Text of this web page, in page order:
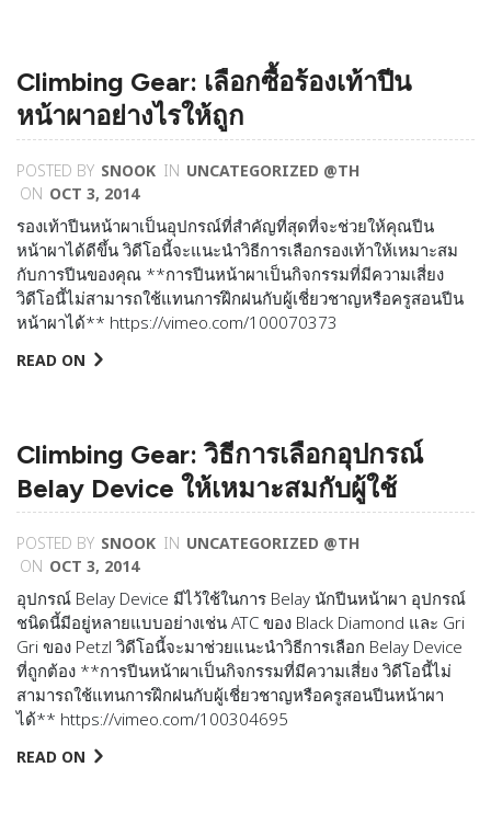
Climbing Gear: เลือกซื้อร้องเท้าปีน
หน้าผาอย่างไรให้ถูก
POSTED BY SNOOK IN UNCATEGORIZED @TH
ON OCT 3, 2014
รองเท้าปีนหน้าผาเป็นอุปกรณ์ที่สำคัญที่สุดที่จะช่วยให้คุณปีน
หน้าผาได้ดีขึ้น วิดีโอนี้จะแนะนำวิธีการเลือกรองเท้าให้เหมาะสม
กับการปีนของคุณ **การปีนหน้าผาเป็นกิจกรรมที่มีความเสี่ยง
วิดีโอนี้ไม่สามารถใช้แทนการฝึกฝนกับผู้เช­ี่ยวชาญหรือครูสอนปีน
หน้าผาได้** https://vimeo.com/100070373
READ ON
Climbing Gear: วิธีการเลือกอุปกรณ์
Belay Device ให้เหมาะสมกับผู้ใช้
POSTED BY SNOOK IN UNCATEGORIZED @TH
ON OCT 3, 2014
อุปกรณ์ Belay Device มีไว้ใช้ในการ Belay นักปีนหน้าผา อุปกรณ์
ชนิดนี้มีอยู่หลายแบบอย่างเช่น ATC ของ Black Diamond และ Gri
Gri ของ Petzl วิดีโอนี้จะมาช่วยแนะนำวิธีการเลือก Belay Device
ที่ถูกต้อง **การปีนหน้าผาเป็นกิจกรรมที่มีความเสี่ยง วิดีโอนี้ไม่
สามารถใช้แทนการฝึกฝนกับผู้เช­ี่ยวชาญหรือครูสอนปีนหน้าผา
ได้** https://vimeo.com/100304695
READ ON